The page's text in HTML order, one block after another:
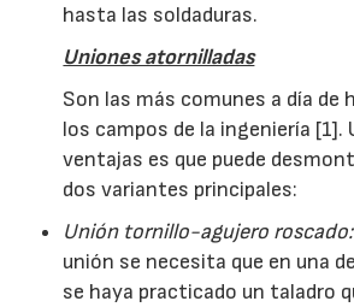
hasta las soldaduras.
Uniones atornilladas
Son las más comunes a día de
los campos de la ingeniería [1].
ventajas es que puede
dos variantes principales:
Unión tornillo-agujero roscado:
unión se necesita que en una
se haya practicado un taladro